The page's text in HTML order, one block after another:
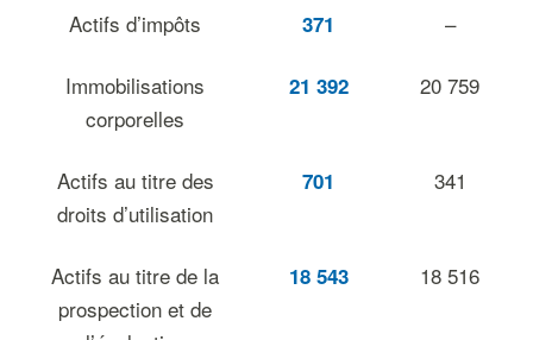
Actifs d’impôts 371 –
Immobilisations
corporelles
21 392 20 759
Actifs au titre des
droits d’utilisation
701 341
Actifs au titre de la
prospection et de
18 543 18 516